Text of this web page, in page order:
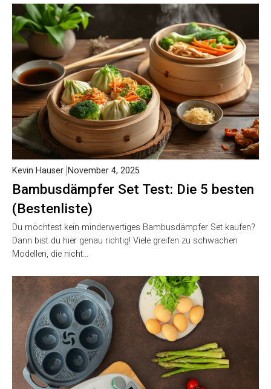
Bambusdämpfer Set Test: Die 5 besten
(Bestenliste)
Kevin Hauser November 4, 2025
Du möchtest kein minderwertiges Bambusdämpfer Set kaufen?
Dann bist du hier genau richtig! Viele greifen zu schwachen
Modellen, die nicht…